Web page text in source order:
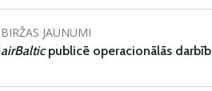
BIRŽAS JAUNUMI
airBalticpublicē operacionālās